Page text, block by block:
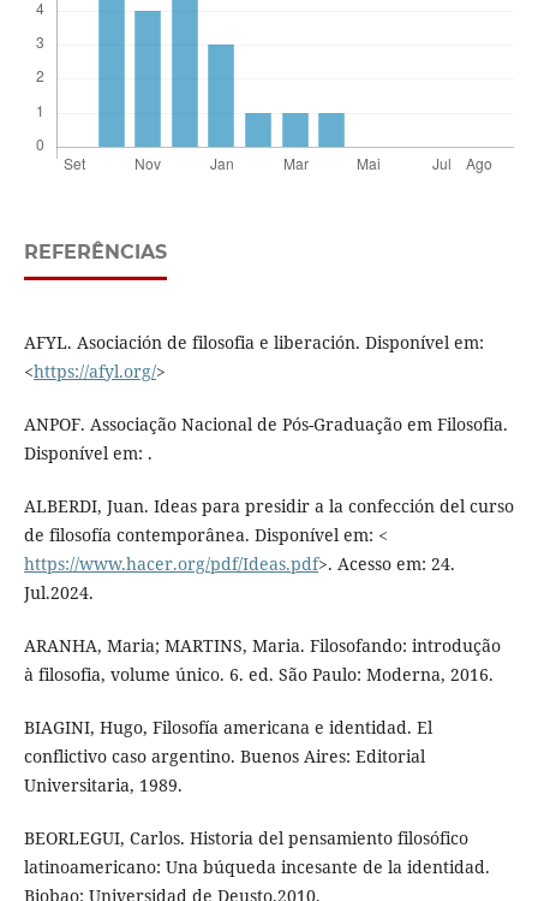
REFERÊNCIAS
AFYL. Asociación de filosofia e liberación. Disponível em:
<https://afyl.org/>
ANPOF. Associação Nacional de Pós-Graduação em Filosofia.
Disponível em: .
ALBERDI, Juan. Ideas para presidir a la confección del curso
de filosofía contemporânea. Disponível em: <
https://www.hacer.org/pdf/Ideas.pdf>. Acesso em: 24.
Jul.2024.
ARANHA, Maria; MARTINS, Maria. Filosofando: introdução
à filosofia, volume único. 6. ed. São Paulo: Moderna, 2016.
BIAGINI, Hugo, Filosofía americana e identidad. El
conflictivo caso argentino. Buenos Aires: Editorial
Universitaria, 1989.
BEORLEGUI, Carlos. Historia del pensamiento filosófico
latinoamericano: Una búqueda incesante de la identidad.
Biobao: Universidad de Deusto,2010.